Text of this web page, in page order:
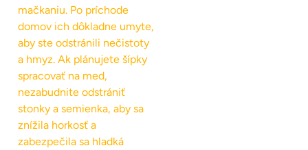
mačkaniu. Po príchode
domov ich dôkladne umyte,
aby ste odstránili nečistoty
a hmyz. Ak plánujete šípky
spracovať na med,
nezabudnite odstrániť
stonky a semienka, aby sa
znížila horkosť a
zabezpečila sa hladká